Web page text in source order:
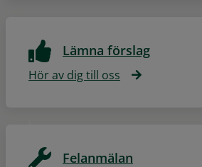
Lämna förslag
Hör av dig till oss
Felanmälan